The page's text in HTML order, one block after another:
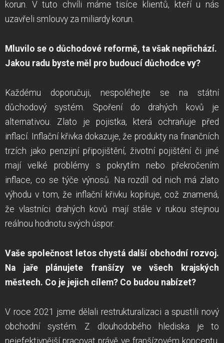
korun. V tuto chvíli máme tisíce klientů, kteří u nás
uzavřeli smlouvy za miliardy korun.
Mluvilo se o důchodové reformě, ta však nepřichází.
Jakou radu byste měl pro budoucí důchodce vy?
Každému doporučuji, nespoléhejte se na státní
důchodový systém. Spoření do drahých kovů je
alternativou. Zlato je pojistka, která ochraňuje před
inflací. Inflační křivka dokazuje, že produkty na finančních
trzích jako penzijní připojištění, životní pojištění či jiné
mají velké problémy s pokrytím nebo překročením
inflace, co se týče výnosů. Na rozdíl od nich má zlato
výhodu v tom, že inflační křivku kopíruje, což znamená,
že vlastníci drahých kovů mají stále v rukou stejnou
reálnou hodnotu svých úspor.
Vaše společnost letos chystá další obchodní rozvoj.
Na jaře plánujete franšízy ve všech krajských
městech. Co je jejich cílem? Co budou nabízet?
V roce 2021 jsme dělali restrukturalizaci a spustili nový
obchodní systém. Z dlouhodobého hlediska je to